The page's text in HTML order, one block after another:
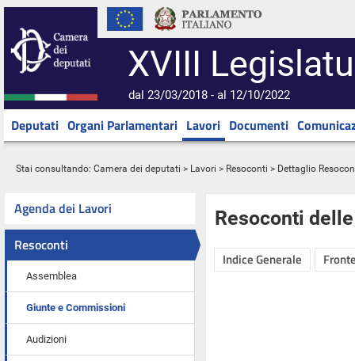
XVIII
dal 23/03/2018 - al 12/10/2022
Deputati Organi Parlamentari Lavori Documenti
Stai consultando: Camera dei deputati > Lavori > Resoconti > Dettaglio
Agenda dei Lavori
Resoconti
Assemblea
Giunte e Commissioni
Audizioni
Resoconti
Indice Generale